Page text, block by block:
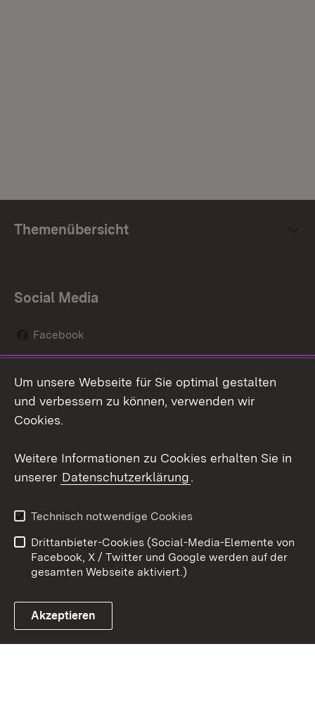
Themenübersicht
Social Media
Facebook
Social Wall
Youtube
Link zum Landesportal
Kontakt
Datenschutz
Barrierefreiheit
Impressum Cookies
Um unsere Webseite für Sie optimal gestalten
und verbessern zu können, verwenden wir
Cookies.
Weitere Informationen zu Cookies erhalten Sie in
unserer Datenschutzerklärung.
Technisch notwendige Cookies
Drittanbieter-Cookies (Social-Media-Elemente von
Facebook, X / Twitter und Google werden auf der
gesamten Webseite aktiviert.)
Akzeptieren